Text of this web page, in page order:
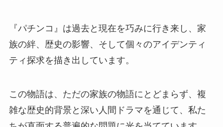
『パチンコ』は過去と現在を巧みに行き来し、家
族の絆、歴史の影響、そして個々のアイデンティ
ティ探求を描き出しています。
この物語は、ただの家族の物語にとどまらず、複
雑な歴史的背景と深い人間ドラマを通じて、私た